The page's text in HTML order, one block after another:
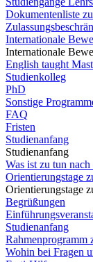
Dokumentenliste
Internationale
Internationale
English taught
Studienkolleg
PhD
Sonstige
FAQ
Fristen
Studienanfang
Studienanfang
Was ist zu tun
Orientierungstage
Orientierungstage
Begrüßungen
Studienanfang
Rahmenprogramm
Wohin bei Fragen